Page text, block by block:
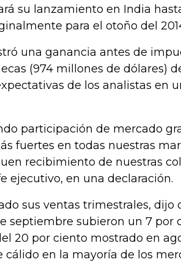
su lanzamiento en India
para el otoño del
una ganancia antes de
(974 millones de dólares)
de los analistas en
participación de mercado
fuertes en todas nuestras
recibimiento de nuestras
ejecutivo, en una declaración.
sus ventas trimestrales, dijo
septiembre subieron un 7 por
20 por ciento mostrado en
en la mayoría de los